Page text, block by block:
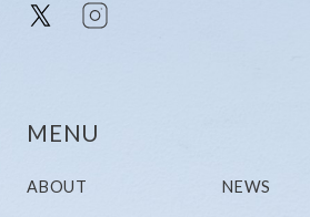
MENU
ABOUT NEWS